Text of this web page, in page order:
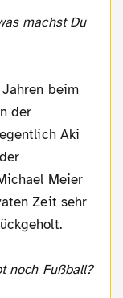
machst Du
beim
der
Aki
Meier
Zeit sehr
noch Fußball?